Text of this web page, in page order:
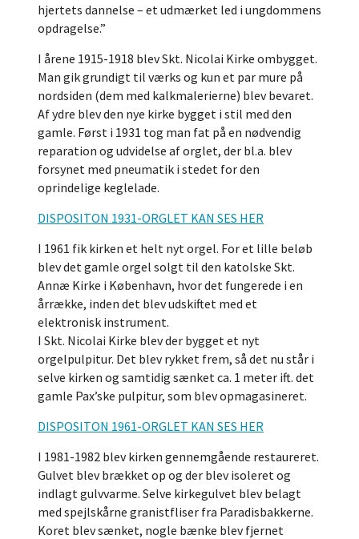
hjertets dannelse – et udmærket led i ungdommens
opdragelse.”
I årene 1915-1918 blev Skt. Nicolai Kirke ombygget.
Man gik grundigt til værks og kun et par mure på
nordsiden (dem med kalkmalerierne) blev bevaret.
Af ydre blev den nye kirke bygget i stil med den
gamle. Først i 1931 tog man fat på en nødvendig
reparation og udvidelse af orglet, der bl.a. blev
forsynet med pneumatik i stedet for den
oprindelige keglelade.
DISPOSITON 1931-ORGLET KAN SES HER
I 1961 fik kirken et helt nyt orgel. For et lille beløb
blev det gamle orgel solgt til den katolske Skt.
Annæ Kirke i København, hvor det fungerede i en
årrække, inden det blev udskiftet med et
elektronisk instrument.
I Skt. Nicolai Kirke blev der bygget et nyt
orgelpulpitur. Det blev rykket frem, så det nu står i
selve kirken og samtidig sænket ca. 1 meter ift. det
gamle Pax’ske pulpitur, som blev opmagasineret.
DISPOSITON 1961-ORGLET KAN SES HER
I 1981-1982 blev kirken gennemgående restaureret.
Gulvet blev brækket op og der blev isoleret og
indlagt gulvvarme. Selve kirkegulvet blev belagt
med spejlskårne granistfliser fra Paradisbakkerne.
Koret blev sænket, nogle bænke blev fjernet